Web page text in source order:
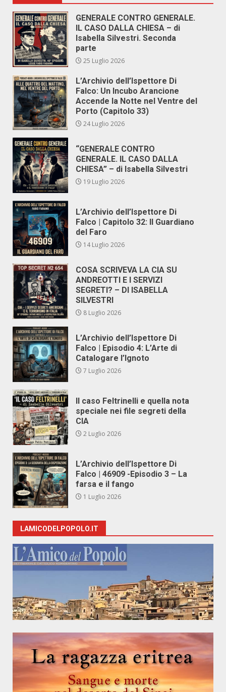
GENERALE CONTRO GENERALE.
IL CASO DALLA CHIESA – di
Isabella Silvestri. Seconda
parte
25 Luglio 2026
L’Archivio dell’Ispettore Di
Falco: Un Incubo Arancione
Accende la Notte nel Ventre del
Porto (Capitolo 33)
24 Luglio 2026
“GENERALE CONTRO
GENERALE. IL CASO DALLA
CHIESA” – di Isabella Silvestri
19 Luglio 2026
L’Archivio dell’Ispettore Di
Falco | Capitolo 32: Il Guardiano
del Faro
14 Luglio 2026
COSA SCRIVEVA LA CIA SU
ANDREOTTI E I SERVIZI
SEGRETI? – DI ISABELLA
SILVESTRI
8 Luglio 2026
L’Archivio dell’Ispettore Di
Falco | Episodio 4: L’Arte di
Catalogare l’Ignoto
7 Luglio 2026
Il caso Feltrinelli e quella nota
speciale nei file segreti della
CIA
2 Luglio 2026
L’Archivio dell’Ispettore Di
Falco | 46909 -Episodio 3 – La
farsa e il fango
1 Luglio 2026
LAMICODELPOPOLO.IT